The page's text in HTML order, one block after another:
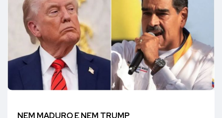
NEM MADURO E NEM TRUMP